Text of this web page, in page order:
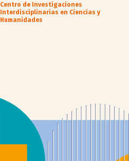
Centro de Investigaciones
Interdisciplinarias en Ciencias y
Humanidades